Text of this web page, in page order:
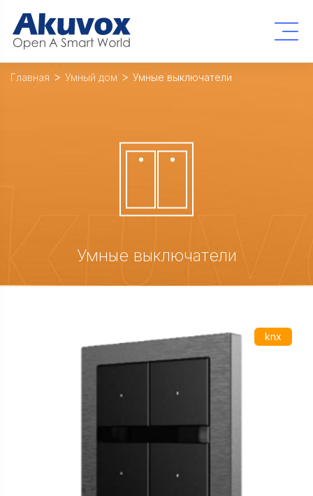
Главная Умный дом Умные выключатели
Умные выключатели
knx